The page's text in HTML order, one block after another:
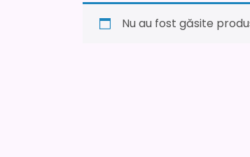
Nu au fost găsite